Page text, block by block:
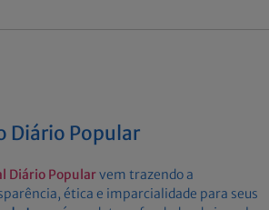
Diário Popular
Diário Popularvem trazendo a
ética e imparcialidade para seus